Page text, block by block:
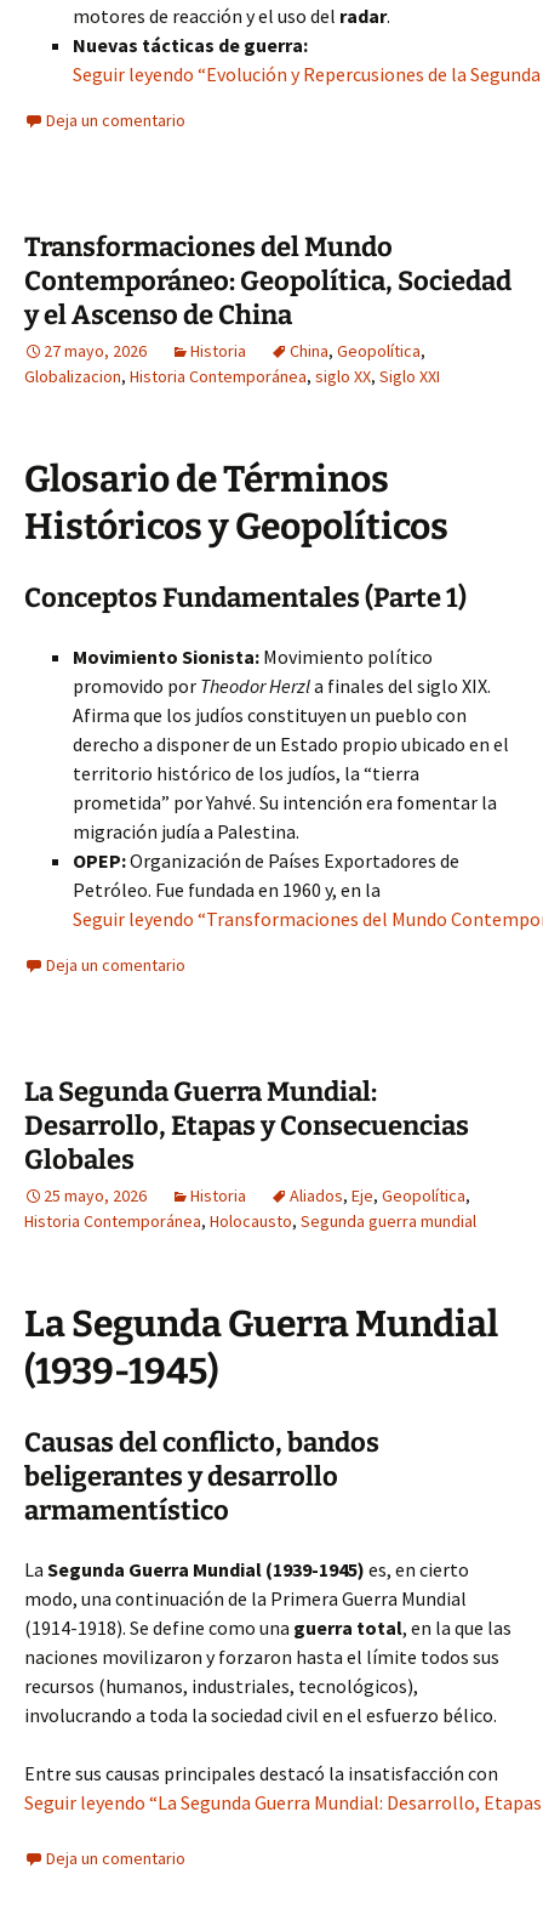
motores de reacción y el uso del radar.
Nuevas tácticas de guerra:
Seguir leyendo “Evolución y Repercusiones de la
Deja un comentario
Transformaciones del Mundo
Contemporáneo: Geopolítica, Sociedad
y el Ascenso de China
27 mayo, 2026 Historia China, Geopolítica,
Globalizacion, Historia Contemporánea, siglo XX, Siglo XXI
Glosario de Términos
Históricos y Geopolíticos
Conceptos Fundamentales (Parte 1)
Movimiento Sionista: Movimiento político
promovido por Theodor Herzla finales del siglo XIX.
Afirma que los judíos constituyen un pueblo con
derecho a disponer de un Estado propio ubicado en el
territorio histórico de los judíos, la “tierra
prometida” por Yahvé. Su intención era fomentar la
migración judía a Palestina.
OPEP:Organización de Países Exportadores de
Petróleo. Fue fundada en 1960 y, en la
Seguir leyendo “Transformaciones del Mundo
Deja un comentario
La Segunda Guerra Mundial:
Desarrollo, Etapas y Consecuencias
Globales
25 mayo, 2026 Historia Aliados, Eje, Geopolítica,
Historia Contemporánea, Holocausto, Segunda guerra mundial
La Segunda Guerra Mundial
(1939-1945)
Causas del conflicto, bandos
beligerantes y desarrollo
armamentístico
La Segunda Guerra Mundial (1939-1945) es, en cierto
modo, una continuación de la Primera Guerra Mundial
(1914-1918). Se define como una guerra total, en la que las
naciones movilizaron y forzaron hasta el límite todos sus
recursos (humanos, industriales, tecnológicos),
involucrando a toda la sociedad civil en el esfuerzo bélico.
Entre sus causas principales destacó la insatisfacción con
Seguir leyendo “La Segunda Guerra Mundial: Desarrollo,
Deja un comentario